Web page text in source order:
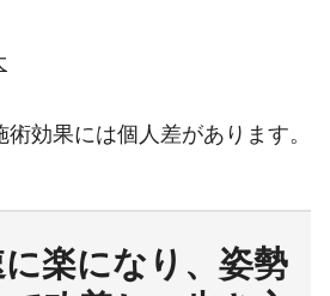
効果には個人差があります。
楽になり、姿勢